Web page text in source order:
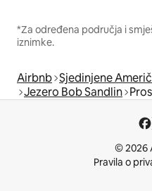
*Za određena područja i
iznimke.
Airbnb Sjedinjene
Jezero Bob Sandlin
© 2026
Pravila o